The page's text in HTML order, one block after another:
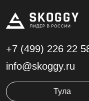
+7 (499) 226 22
info@skoggy.ru
Тула